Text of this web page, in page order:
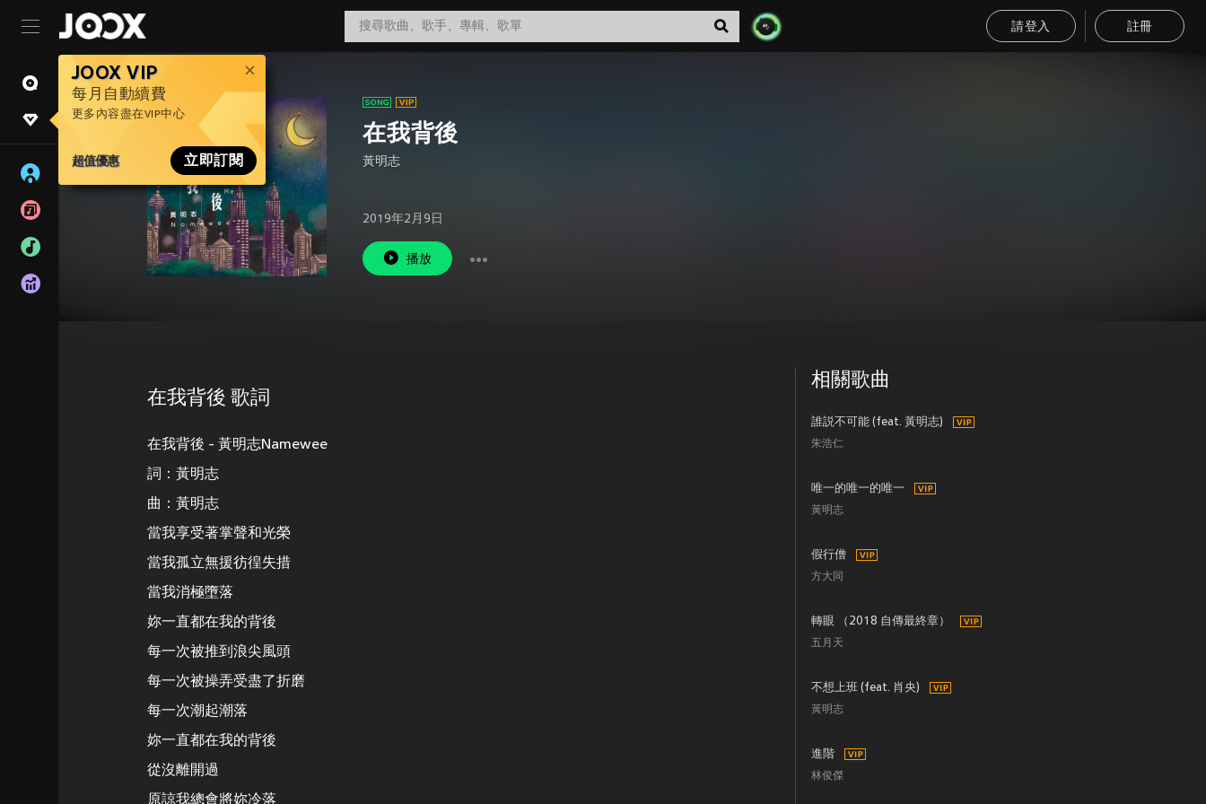
請登入 註冊
JOOX VIP
每月自動續費
更多內容盡在VIP中心
超值優惠 立即訂閱
在我背後
黃明志
2019年2月9日
播放
在我背後 歌詞
在我背後 - 黃明志Namewee
詞：黃明志
曲：黃明志
當我享受著掌聲和光榮
當我孤立無援彷徨失措
當我消極墮落
妳一直都在我的背後
每一次被推到浪尖風頭
每一次被操弄受盡了折磨
每一次潮起潮落
妳一直都在我的背後
從沒離開過
原諒我總會將妳冷落
相關歌曲
誰説不可能 (feat. 黃明志)
朱浩仁
唯一的唯一的唯一
黃明志
假行僧
方大同
轉眼 （2018 自傳最終章）
五月天
不想上班 (feat. 肖央)
黃明志
進階
林俊傑